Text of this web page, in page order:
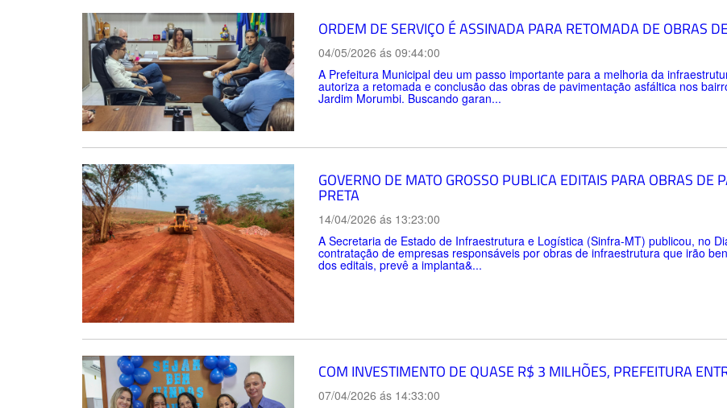
ORDEM DE SERVIÇO É ASSINADA PARA RETOMADA DE OBRAS
04/05/2026 ás 09:44:00
A Prefeitura Municipal deu um passo importante para a melhoria da
autoriza a retomada e conclusão das obras de pavimentação asfáltica nos
Jardim Morumbi. Buscando garan...
GOVERNO DE MATO GROSSO PUBLICA EDITAIS PARA OBRAS DE
PRETA
14/04/2026 ás 13:23:00
A Secretaria de Estado de Infraestrutura e Logística (Sinfra-MT) publicou, no
contratação de empresas responsáveis por obras de infraestrutura que irão
dos editais, prevê a implanta&...
COM INVESTIMENTO DE QUASE R$ 3 MILHÕES, PREFEITURA
07/04/2026 ás 14:33:00